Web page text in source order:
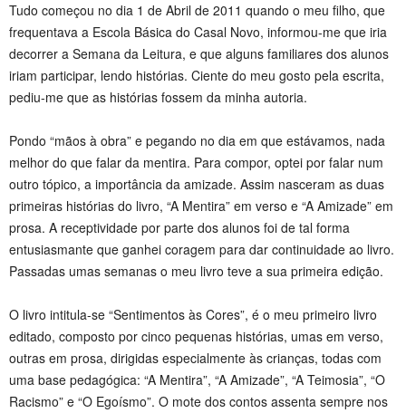
Tudo começou no dia 1 de Abril de 2011 quando o meu filho, que
frequentava a Escola Básica do Casal Novo, informou-me que iria
decorrer a Semana da Leitura, e que alguns familiares dos alunos
iriam participar, lendo histórias. Ciente do meu gosto pela escrita,
pediu-me que as histórias fossem da minha autoria.
Pondo “mãos à obra” e pegando no dia em que estávamos, nada
melhor do que falar da mentira. Para compor, optei por falar num
outro tópico, a importância da amizade. Assim nasceram as duas
primeiras histórias do livro, “A Mentira” em verso e “A Amizade” em
prosa. A receptividade por parte dos alunos foi de tal forma
entusiasmante que ganhei coragem para dar continuidade ao livro.
Passadas umas semanas o meu livro teve a sua primeira edição.
O livro intitula-se “Sentimentos às Cores”, é o meu primeiro livro
editado, composto por cinco pequenas histórias, umas em verso,
outras em prosa, dirigidas especialmente às crianças, todas com
uma base pedagógica: “A Mentira”, “A Amizade”, “A Teimosia”, “O
Racismo” e “O Egoísmo”. O mote dos contos assenta sempre nos